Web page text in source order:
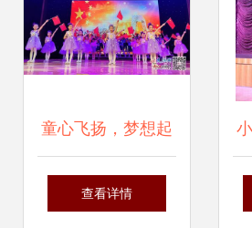
童心飞扬，梦想起
航——萍乡经开区
查看详情